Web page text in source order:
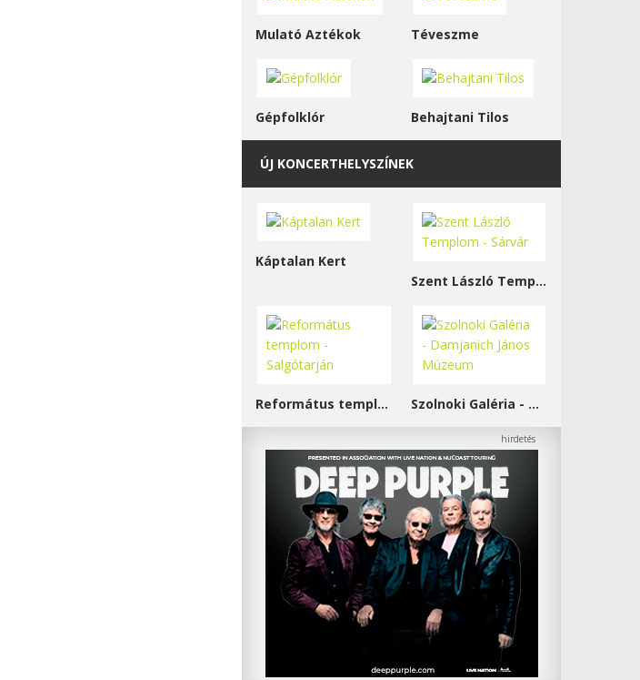
Mulató Aztékok Téveszme
Gépfolklór Behajtani Tilos
ÚJ KONCERTHELYSZÍNEK
Káptalan Kert
Szent László Templom - Sárvár
Református templom - Salgótarján Szolnoki Galéria - Damjanich János Múzeum